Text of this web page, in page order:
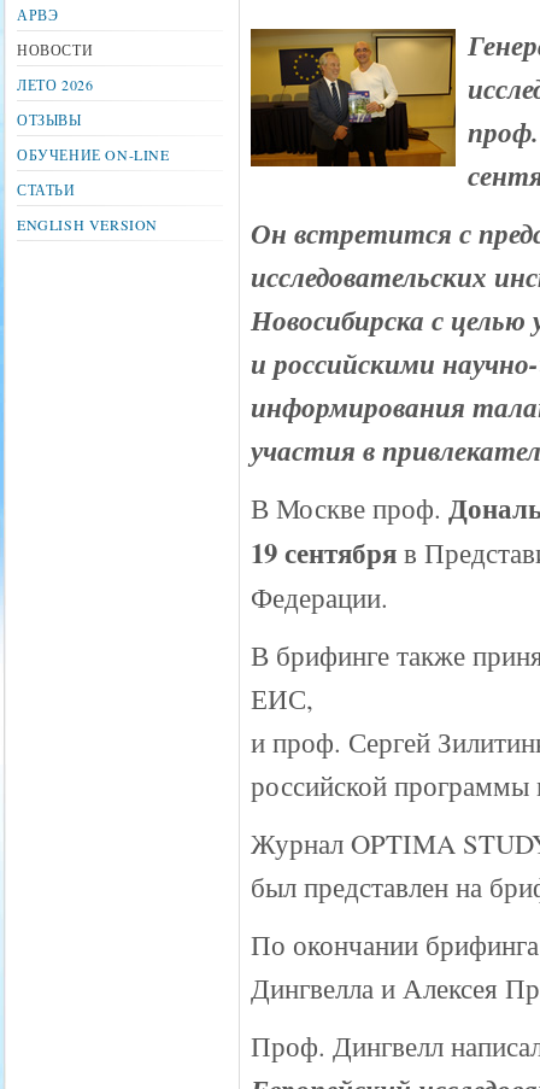
Он встретится с
исследовательских
Новосибирска с
и российскими
информирования
участия в
В Москве проф.
19 сентября в
Федерации.
В брифинге также
ЕИС,
и проф. Сергей
российской программы
Журнал OPTIMA
был представлен на
По окончании
Дингвелла и Алексея
Проф. Дингвелл
АРВЭ
НОВОСТИ
ЛЕТО 2026
ОТЗЫВЫ
ОБУЧЕНИЕ ON-LINE
СТАТЬИ
ENGLISH VERSION